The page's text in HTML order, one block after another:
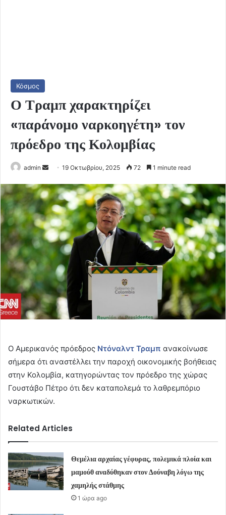
Κόσμος
Ο Τραμπ χαρακτηρίζει
«παράνομο ναρκοηγέτη» τον
πρόεδρο της Κολομβίας
admin
Send
email
19 Οκτωβρίου, 2025 72 1 minute read
Ο Αμερικανός πρόεδρος Ντόναλντ Τραμπ ανακοίνωσε
σήμερα ότι αναστέλλει την παροχή οικονομικής βοήθειας
στην Κολομβία, κατηγορώντας τον πρόεδρο της χώρας
Γουστάβο Πέτρο ότι δεν καταπολεμά το λαθρεμπόριο
ναρκωτικών.
Related Articles
Θεμέλια αρχαίας γέφυρας, πολεμικά πλοία και
μαμούθ αναδύθηκαν στον Δούναβη λόγω της
χαμηλής στάθμης
1 ώρα ago